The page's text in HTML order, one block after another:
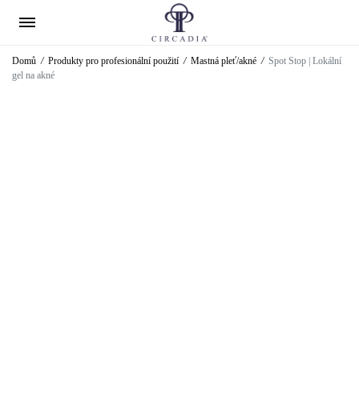
Domů / Produkty pro profesionální použití / Mastná pleť/akné / Spot Stop | Lokální
gel na akné